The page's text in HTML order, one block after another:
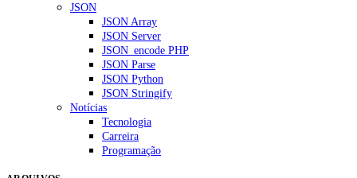
JSON
JSON Array
JSON Server
JSON_encode PHP
JSON Parse
JSON Python
JSON Stringify
Notícias
Tecnologia
Carreira
Programação